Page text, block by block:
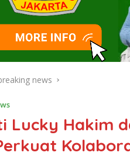
news
Lucky Hakim